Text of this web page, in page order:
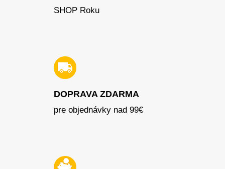
SHOP Roku
DOPRAVA ZDARMA
pre objednávky nad 99€